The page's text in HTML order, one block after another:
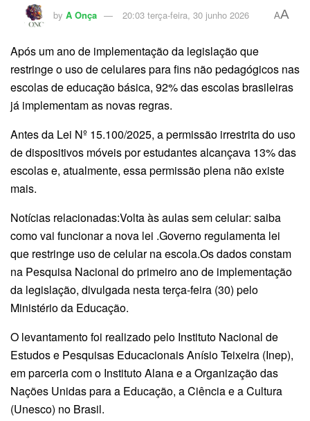
by A Onça 20:03 terça-feira, 30 junho 2026 AA
Após um ano de implementação da legislação que
restringe o uso de celulares para fins não pedagógicos nas
escolas de educação básica, 92% das escolas brasileiras
já implementam as novas regras.
Antes da Lei Nº 15.100/2025, a permissão irrestrita do uso
de dispositivos móveis por estudantes alcançava 13% das
escolas e, atualmente, essa permissão plena não existe
mais.
Notícias relacionadas:Volta às aulas sem celular: saiba
como vai funcionar a nova lei .Governo regulamenta lei
que restringe uso de celular na escola.Os dados constam
na Pesquisa Nacional do primeiro ano de implementação
da legislação, divulgada nesta terça-feira (30) pelo
Ministério da Educação.
O levantamento foi realizado pelo Instituto Nacional de
Estudos e Pesquisas Educacionais Anísio Teixeira (Inep),
em parceria com o Instituto Alana e a Organização das
Nações Unidas para a Educação, a Ciência e a Cultura
(Unesco) no Brasil.